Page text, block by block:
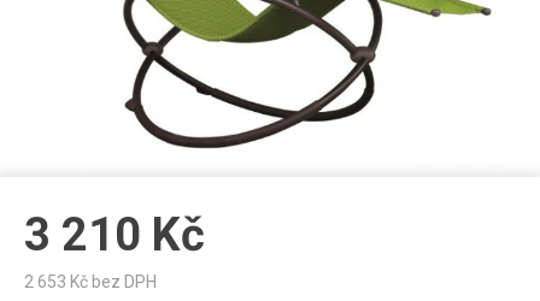
3 210 Kč
2 653 Kč bez DPH